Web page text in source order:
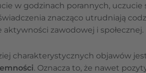
w godzinach porannych,
znacząco utrudniają
zawodowej i społecznej.
charakterystycznych objawów
. Oznacza to, że nawet